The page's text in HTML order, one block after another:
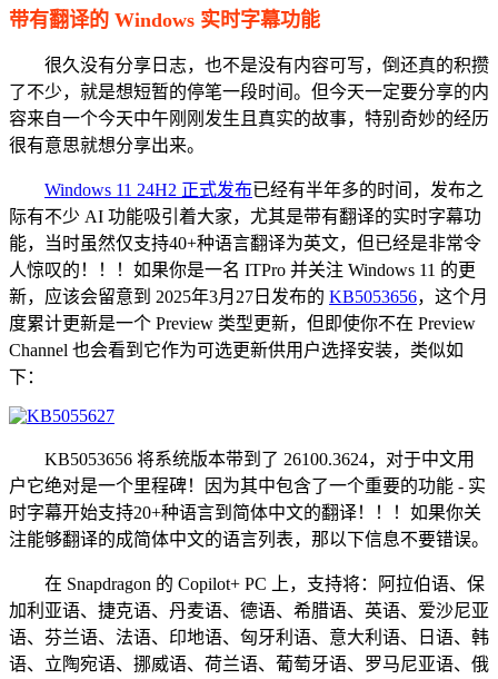
带有翻译的 Windows 实时字幕功能
很久没有分享日志，也不是没有内容可写，倒还真的积攒
了不少，就是想短暂的停笔一段时间。但今天一定要分享的内
容来自一个今天中午刚刚发生且真实的故事，特别奇妙的经历
很有意思就想分享出来。
Windows 11 24H2 正式发布已经有半年多的时间，发布之
际有不少 AI 功能吸引着大家，尤其是带有翻译的实时字幕功
能，当时虽然仅支持40+种语言翻译为英文，但已经是非常令
人惊叹的！！！如果你是一名 ITPro 并关注 Windows 11 的更
新，应该会留意到 2025年3月27日发布的 KB5053656，这个月
度累计更新是一个 Preview 类型更新，但即使你不在 Preview
Channel 也会看到它作为可选更新供用户选择安装，类似如
下：
KB5053656 将系统版本带到了 26100.3624，对于中文用
户它绝对是一个里程碑！因为其中包含了一个重要的功能 - 实
时字幕开始支持20+种语言到简体中文的翻译！！！如果你关
注能够翻译的成简体中文的语言列表，那以下信息不要错误。
在 Snapdragon 的 Copilot+ PC 上，支持将：阿拉伯语、保
加利亚语、捷克语、丹麦语、德语、希腊语、英语、爱沙尼亚
语、芬兰语、法语、印地语、匈牙利语、意大利语、日语、韩
语、立陶宛语、挪威语、荷兰语、葡萄牙语、罗马尼亚语、俄